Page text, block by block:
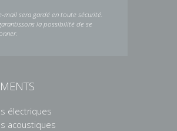
mail sera gardé en toute sécurité.
la possibilité de se
électriques
acoustiques